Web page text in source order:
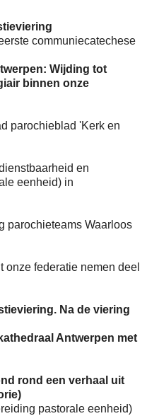
communiecatechese
Wijding tot
binnen onze
parochieblad 'Kerk en
en
eenheid) in
parochieteams Waarloos
onze federatie nemen deel
Na de viering
Antwerpen met
rond een verhaal uit
pastorale eenheid)